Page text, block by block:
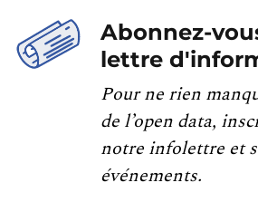
Abonnez-
lettre
Pour ne rien
de l’open data,
notre infolettre et
événements.